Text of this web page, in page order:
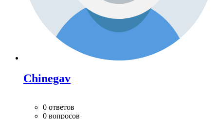
Chinegav
0 ответов
0 вопросов